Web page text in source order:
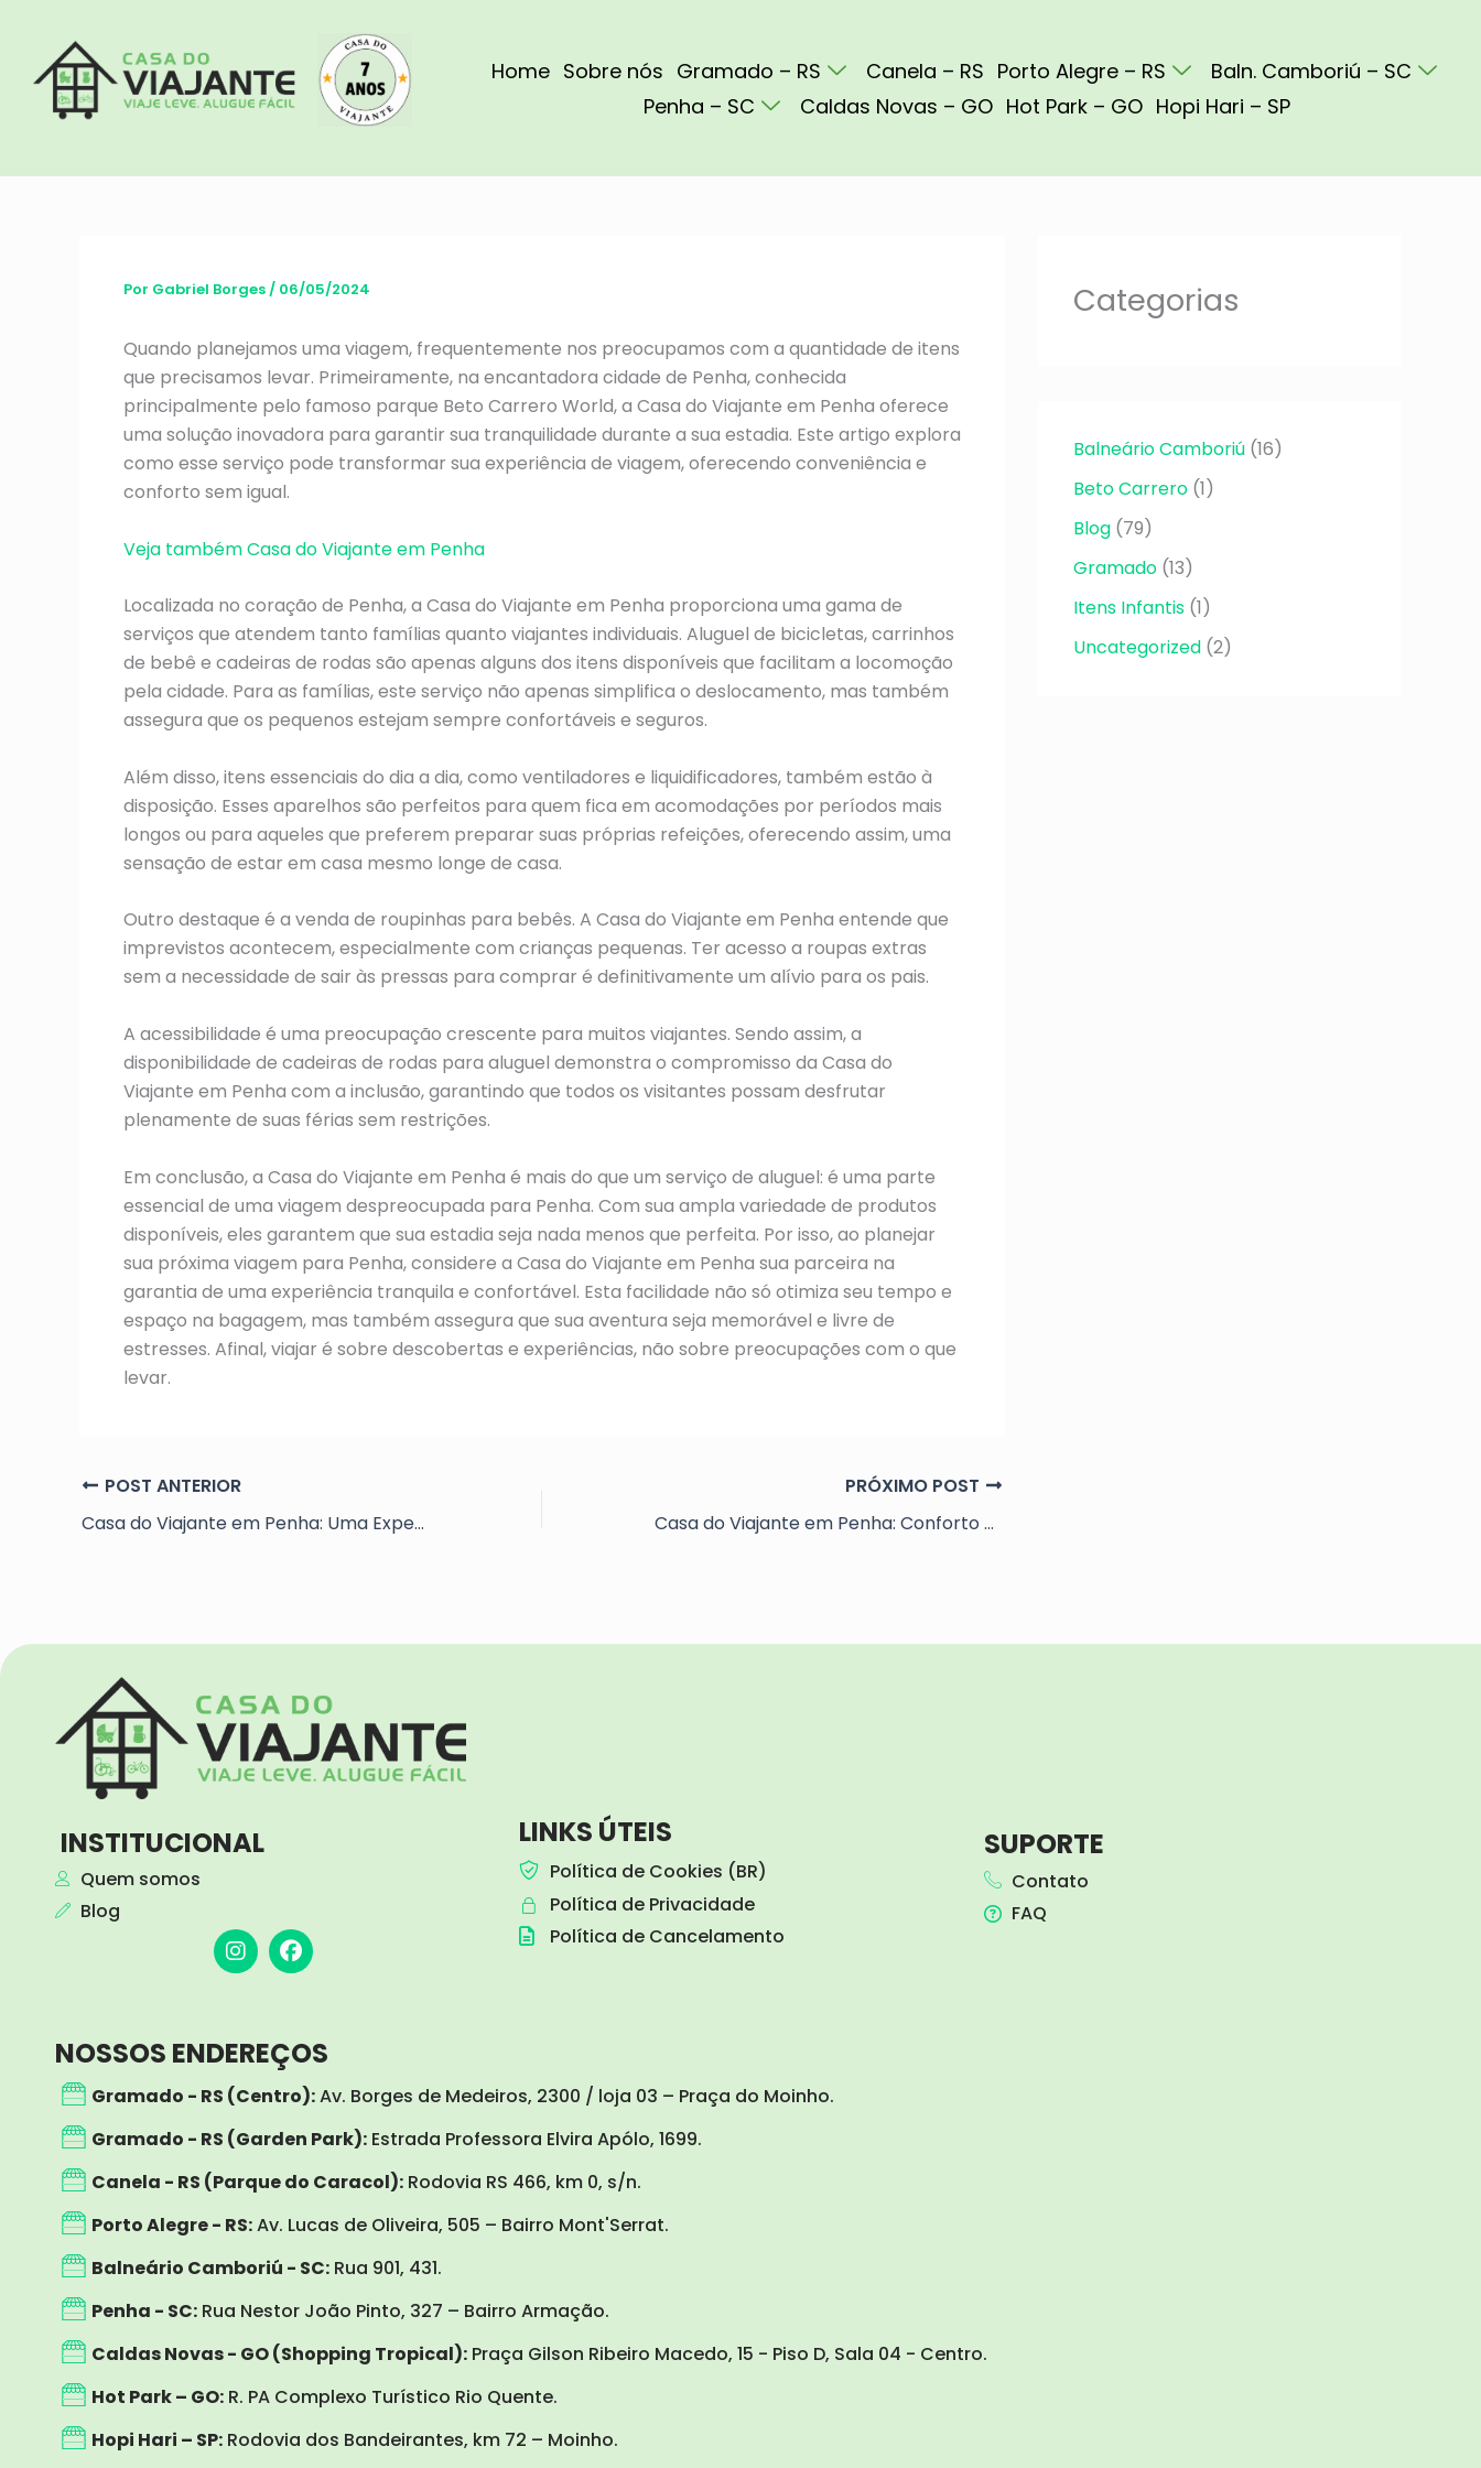
conteúdo
Home Sobre nós Gramado – RS Canela – RS Porto Alegre – RS
Baln. Camboriú – SC
Penha – SC
Caldas Novas – GO Hot Park – GO Hopi Hari – SP
Por Gabriel Borges/ 06/05/2024
Quando planejamos uma viagem, frequentemente nos preocupamos com a quantidade de itens
que precisamos levar. Primeiramente, na encantadora cidade de Penha, conhecida
principalmente pelo famoso parque Beto Carrero World, a Casa do Viajante em Penha oferece
uma solução inovadora para garantir sua tranquilidade durante a sua estadia. Este artigo explora
como esse serviço pode transformar sua experiência de viagem, oferecendo conveniência e
conforto sem igual.
Veja também Casa do Viajante em Penha
Localizada no coração de Penha, a Casa do Viajante em Penha proporciona uma gama de
serviços que atendem tanto famílias quanto viajantes individuais. Aluguel de bicicletas, carrinhos
de bebê e cadeiras de rodas são apenas alguns dos itens disponíveis que facilitam a locomoção
pela cidade. Para as famílias, este serviço não apenas simplifica o deslocamento, mas também
assegura que os pequenos estejam sempre confortáveis e seguros.
Além disso, itens essenciais do dia a dia, como ventiladores e liquidificadores, também estão à
disposição. Esses aparelhos são perfeitos para quem fica em acomodações por períodos mais
longos ou para aqueles que preferem preparar suas próprias refeições, oferecendo assim, uma
sensação de estar em casa mesmo longe de casa.
Outro destaque é a venda de roupinhas para bebês. A Casa do Viajante em Penha entende que
imprevistos acontecem, especialmente com crianças pequenas. Ter acesso a roupas extras
sem a necessidade de sair às pressas para comprar é definitivamente um alívio para os pais.
A acessibilidade é uma preocupação crescente para muitos viajantes. Sendo assim, a
disponibilidade de cadeiras de rodas para aluguel demonstra o compromisso da Casa do
Viajante em Penha com a inclusão, garantindo que todos os visitantes possam desfrutar
plenamente de suas férias sem restrições.
Em conclusão, a Casa do Viajante em Penha é mais do que um serviço de aluguel: é uma parte
essencial de uma viagem despreocupada para Penha. Com sua ampla variedade de produtos
disponíveis, eles garantem que sua estadia seja nada menos que perfeita. Por isso, ao planejar
sua próxima viagem para Penha, considere a Casa do Viajante em Penha sua parceira na
garantia de uma experiência tranquila e confortável. Esta facilidade não só otimiza seu tempo e
espaço na bagagem, mas também assegura que sua aventura seja memorável e livre de
estresses. Afinal, viajar é sobre descobertas e experiências, não sobre preocupações com o que
levar.
Casa do Viajante em Penha: Uma Experiência de Viagem Facilitada Casa do Viajante em Penha: Conforto e Praticidade na Beira da Praia
Categorias
Balneário Camboriú (16)
Beto Carrero (1)
Blog (79)
Gramado (13)
Itens Infantis (1)
Uncategorized (2)
INSTITUCIONAL
Quem somos
Blog
I
n
s
g
r
a
m
F
a
c
o
o
k
LINKS ÚTEIS
Política de Cookies (BR)
Política de Privacidade
Política de Cancelamento
SUPORTE
Contato
FAQ
NOSSOS ENDEREÇOS
Gramado - RS (Centro):Av. Borges de Medeiros, 2300 / loja 03 – Praça do Moinho.
Gramado - RS (Garden Park):Estrada Professora Elvira Apólo, 1699.
Canela - RS (Parque do Caracol):Rodovia RS 466, km 0, s/n.
Porto Alegre - RS:Av. Lucas de Oliveira, 505 – Bairro Mont'Serrat.
Balneário Camboriú - SC:Rua 901, 431.
Penha - SC:Rua Nestor João Pinto, 327 – Bairro Armação.
Caldas Novas - GO (Shopping Tropical):Praça Gilson Ribeiro Macedo, 15 - Piso D, Sala 04 - Centro.
Hot Park – GO:R. PA Complexo Turístico Rio Quente.
Hopi Hari – SP:Rodovia dos Bandeirantes, km 72 – Moinho.